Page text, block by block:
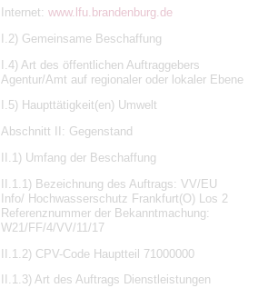
Internet: www.lfu.brandenburg.de
I.2) Gemeinsame Beschaffung
I.4) Art des öffentlichen Auftraggebers
Agentur/Amt auf regionaler oder lokaler Ebene
I.5) Haupttätigkeit(en) Umwelt
Abschnitt II: Gegenstand
II.1) Umfang der Beschaffung
II.1.1) Bezeichnung des Auftrags: VV/EU
Info/ Hochwasserschutz Frankfurt(O) Los 2
Referenznummer der Bekanntmachung:
W21/FF/4/VV/11/17
II.1.2) CPV-Code Hauptteil 71000000
II.1.3) Art des Auftrags Dienstleistungen